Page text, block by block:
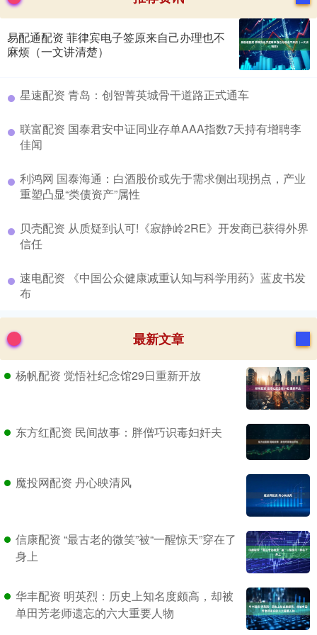
易配通配资 菲律宾电子签原来自己办理也不
麻烦（一文讲清楚）
​星速配资 青岛：创智菁英城骨干道路正式通车
​联富配资 国泰君安中证同业存单AAA指数7天持有增聘李
佳闻
​利鸿网 国泰海通：白酒股价或先于需求侧出现拐点，产业
重塑凸显“类债资产”属性
​贝壳配资 从质疑到认可!《寂静岭2RE》开发商已获得外界
信任
​速电配资 《中国公众健康减重认知与科学用药》蓝皮书发
布
最新文章
杨帆配资 觉悟社纪念馆29日重新开放
东方红配资 民间故事：胖僧巧识毒妇奸夫
魔投网配资 丹心映清风
信康配资 “最古老的微笑”被“一醒惊天”穿在了
身上
华丰配资 明英烈：历史上知名度颇高，却被
单田芳老师遗忘的六大重要人物